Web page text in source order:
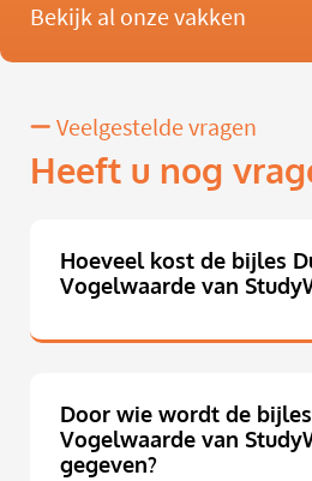
Bekijk al onze vakken
Veelgestelde vragen
Heeft u nog
Hoeveel kost de bijles
Vogelwaarde van
Door wie wordt de
Vogelwaarde van
gegeven?